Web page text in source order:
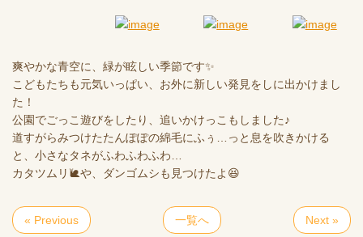
爽やかな青空に、緑が眩しい季節です✨
こどもたちも元気いっぱい、お外に新しい発見をしに出かけまし
た！
公園でごっこ遊びをしたり、追いかけっこもしました♪
道すがらみつけたたんぽぽの綿毛にふぅ…っと息を吹きかける
と、小さなタネがふわふわふわ…
カタツムリ🐌や、ダンゴムシも見つけたよ😆
« Previous 一覧へ Next »